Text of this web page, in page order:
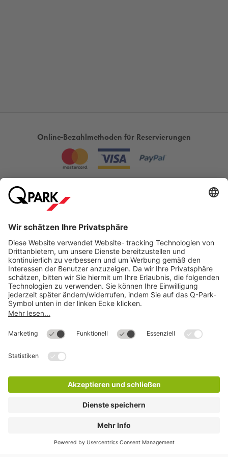
Online-Bezahlmethoden für Reservierungen
Mehr überQ-Park
Hilfe
©Q-ParkDeutschland (2018)